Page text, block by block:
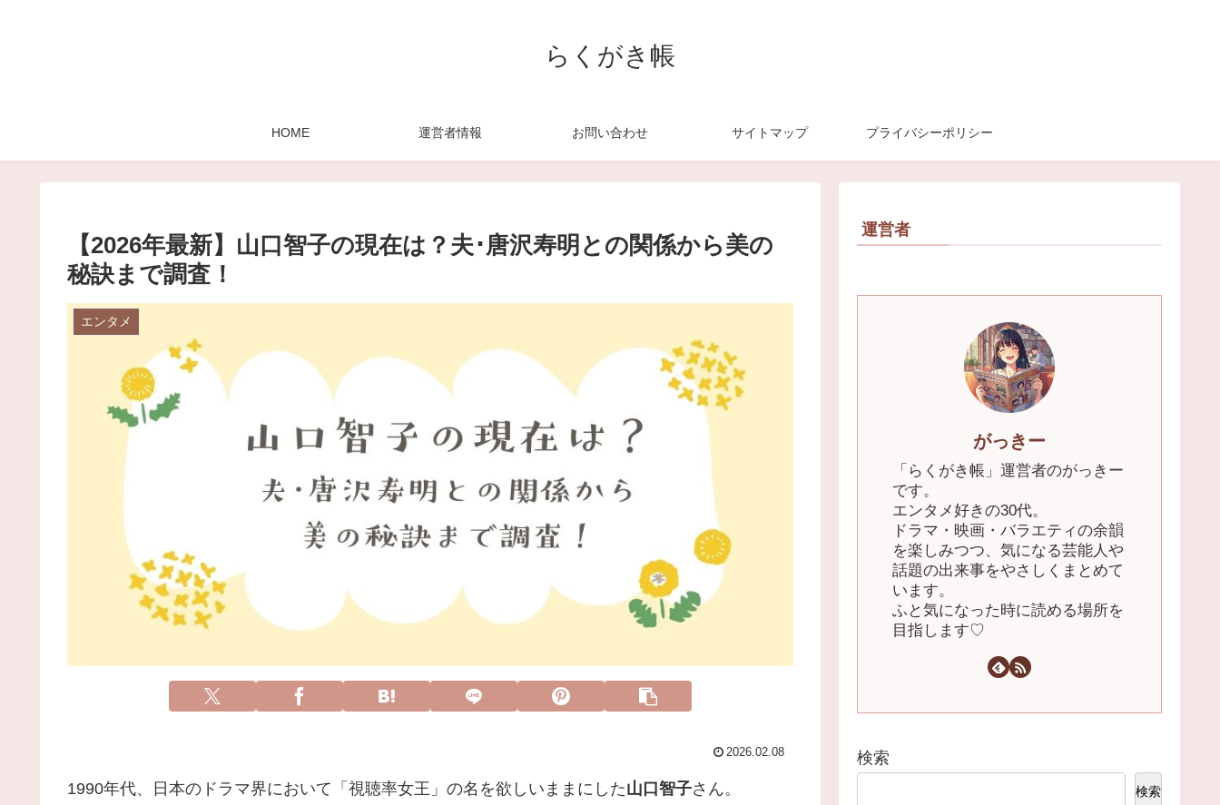
らくがき帳
HOME 運営者情報 お問い合わせ サイトマップ プライバシーポリシー
【2026年最新】山口智子の現在は？夫･唐沢寿明との関係から美の
秘訣まで調査！
エンタメ
2026.02.08
1990年代、日本のドラマ界において「視聴率女王」の名を欲しいままにした山口智子さん。
運営者
がっきー
「らくがき帳」運営者のがっきー
です。
エンタメ好きの30代。
ドラマ・映画・バラエティの余韻
を楽しみつつ、気になる芸能人や
話題の出来事をやさしくまとめて
います。
ふと気になった時に読める場所を
目指します♡
検索
検索